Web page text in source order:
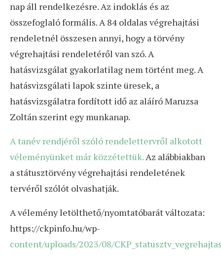
nap áll rendelkezésre. Az indoklás és az
összefoglaló formális. A 84 oldalas végrehajtási
rendeletnél összesen annyi, hogy a törvény
végrehajtási rendeletéről van szó. A
hatásvizsgálat gyakorlatilag nem történt meg. A
hatásvizsgálati lapok szinte üresek, a
hatásvizsgálatra fordított idő az aláíró Maruzsa
Zoltán szerint egy munkanap.
A tanév rendjéről szóló rendelettervről alkotott
véleményünket már közzétettük.Az alábbiakban
a státusztörvény végrehajtási rendeletének
tervéről szólót olvashatják.
A vélemény letölthető/nyomtatóbarát változata:
https://ckpinfo.hu/wp-
content/uploads/2023/08/